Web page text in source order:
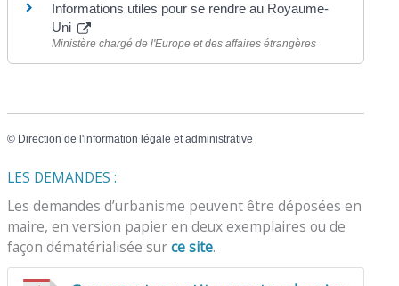
Informations utiles pour se rendre au Royaume-
Uni
Ministère chargé de l'Europe et des affaires étrangères
© Direction de l'information légale et administrative
LES DEMANDES :
Les demandes d’urbanisme peuvent être déposées en
maire, en version papier en deux exemplaires ou de
façon dématérialisée surce site.